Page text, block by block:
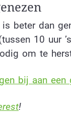
beter dan
10 uur
om te
bij aan een
!